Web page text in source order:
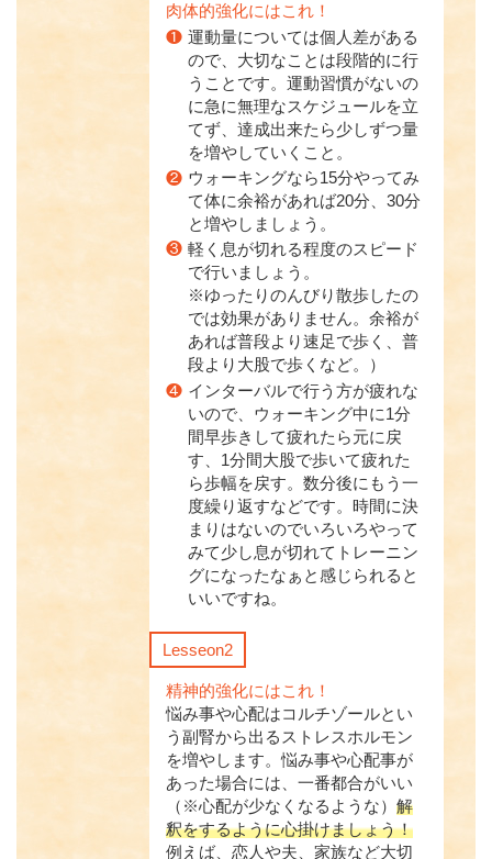
肉体的強化にはこれ！
❶ 運動量については個人差がある
ので、大切なことは段階的に行
うことです。運動習慣がないの
に急に無理なスケジュールを立
てず、達成出来たら少しずつ量
を増やしていくこと。
❷ ウォーキングなら15分やってみ
て体に余裕があれば20分、30分
と増やしましょう。
❸ 軽く息が切れる程度のスピード
で行いましょう。
※ゆったりのんびり散歩したの
では効果がありません。余裕が
あれば普段より速足で歩く、普
段より大股で歩くなど。）
❹ インターバルで行う方が疲れな
いので、ウォーキング中に1分
間早歩きして疲れたら元に戻
す、1分間大股で歩いて疲れた
ら歩幅を戻す。数分後にもう一
度繰り返すなどです。時間に決
まりはないのでいろいろやって
みて少し息が切れてトレーニン
グになったなぁと感じられると
いいですね。
Lesseon2
精神的強化にはこれ！
悩み事や心配はコルチゾールとい
う副腎から出るストレスホルモン
を増やします。悩み事や心配事が
あった場合には、一番都合がいい
（※心配が少なくなるような）解
釈をするように心掛けましょう！
例えば、恋人や夫、家族など大切